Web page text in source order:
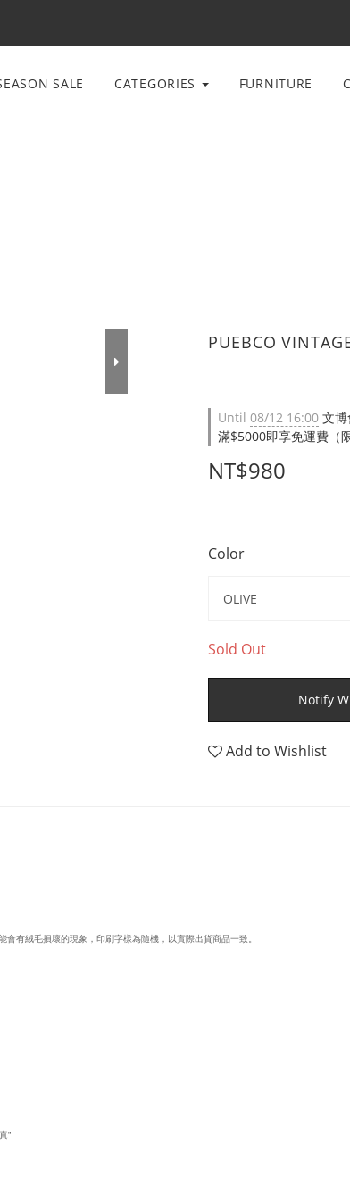
SALE CATEGORIES FURNITURE
PUEBCO
Until 08/12 16:00 文
滿$5000即享免運費（
NT$980
Color
Sold Out
Notify
Add to Wishlist
有絨毛損壞的現象，印刷字樣為隨機，以實際出貨商品一致。
”